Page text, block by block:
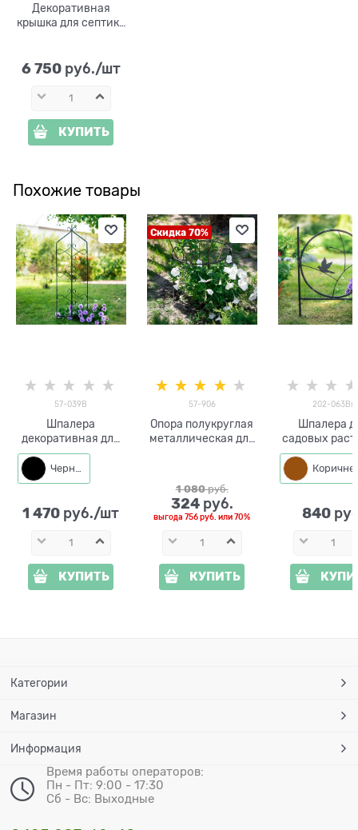
Декоративная
крышка для септика
стеклопластик,
ширина 75 см
6 750 руб./шт
КУПИТЬ
Похожие товары
57-039B
Шпалера
декоративная для
садовых растений
57-039 высота 128
см
Черный
1 470 руб./шт
КУПИТЬ
Скидка 70%
57-906
Опора полукруглая
металлическая для
1 080 руб.
324 руб.
выгода756 руб. или70%
КУПИТЬ
202-063Br
Шпалера
садовых
202-063
840
Категории
Магазин
Информация
Время работы операторов:
Пн - Пт: 9:00 - 17:30
Сб - Вс: Выходные